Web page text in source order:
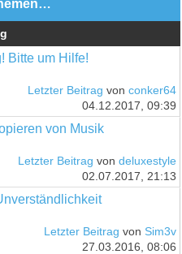
Bitte um Hilfe!
Letzter Beitrag von conker64
04.12.2017, 09:39
von Musik
Letzter Beitrag von deluxestyle
02.07.2017, 21:13
Letzter Beitrag von Sim3v
27.03.2016, 08:06